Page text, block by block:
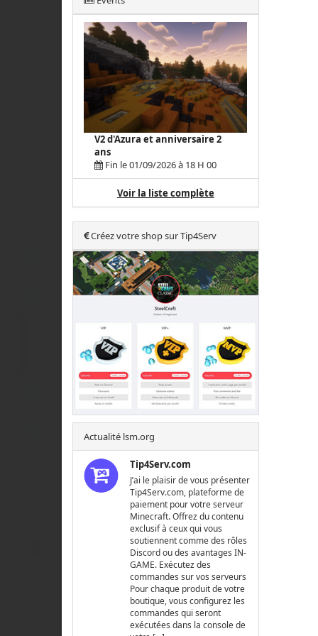
V2 d'Azura et anniversaire 2
ans
Fin le 01/09/2026 à 18 H 00
Voir la liste complète
Créez votre shop sur Tip4Serv
Actualité lsm.org
Tip4Serv.com
J’ai le plaisir de vous présenter
Tip4Serv.com, plateforme de
paiement pour votre serveur
Minecraft. Offrez du contenu
exclusif à ceux qui vous
soutiennent comme des rôles
Discord ou des avantages IN-
GAME. Exécutez des
commandes sur vos serveurs
Pour chaque produit de votre
boutique, vous configurez les
commandes qui seront
exécutées dans la console de